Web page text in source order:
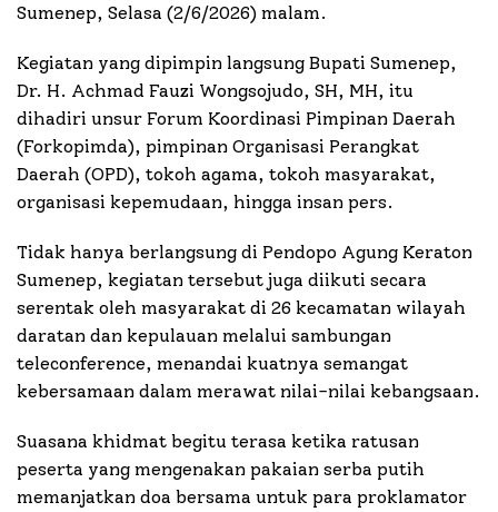
Sumenep, Selasa (2/6/2026) malam.
Kegiatan yang dipimpin langsung Bupati Sumenep,
Dr. H. Achmad Fauzi Wongsojudo, SH, MH, itu
dihadiri unsur Forum Koordinasi Pimpinan Daerah
(Forkopimda), pimpinan Organisasi Perangkat
Daerah (OPD), tokoh agama, tokoh masyarakat,
organisasi kepemudaan, hingga insan pers.
Tidak hanya berlangsung di Pendopo Agung Keraton
Sumenep, kegiatan tersebut juga diikuti secara
serentak oleh masyarakat di 26 kecamatan wilayah
daratan dan kepulauan melalui sambungan
teleconference, menandai kuatnya semangat
kebersamaan dalam merawat nilai-nilai kebangsaan.
Suasana khidmat begitu terasa ketika ratusan
peserta yang mengenakan pakaian serba putih
memanjatkan doa bersama untuk para proklamator